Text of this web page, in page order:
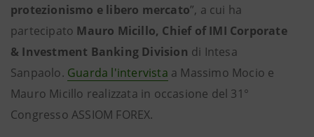
protezionismo e libero mercato”, a cui ha
partecipato Mauro Micillo, Chief of IMI Corporate
& Investment Banking Division di Intesa
Sanpaolo. Guarda l'intervista a Massimo Mocio e
Mauro Micillo realizzata in occasione del 31°
Congresso ASSIOM FOREX.